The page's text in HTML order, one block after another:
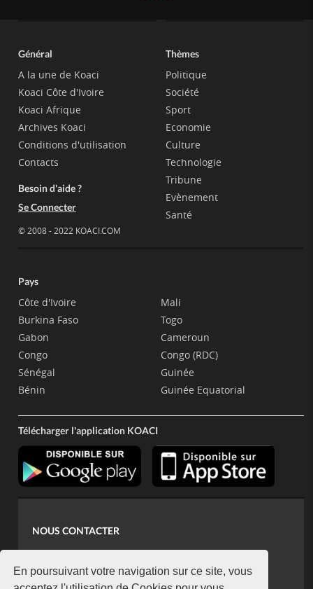
En poursuivant votre navigation sur ce site, vous
Général
A la une de Koaci
Koaci Côte d'Ivoire
Koaci Afrique
Archives Koaci
Conditions d'utilisation
Contacts
Besoin d'aide ?
Se Connecter
© 2008 - 2022 KOACI.COM
Thèmes
Politique
Société
Sport
Economie
Culture
Technologie
Tribune
Evènement
Santé
Pays
Côte d'Ivoire
Burkina Faso
Gabon
Congo
Sénégal
Bénin
Mali
Togo
Cameroun
Congo (RDC)
Guinée
Guinée Equatorial
Télécharger l'application KOACI
NOUS CONTACTER
koaci@yahoo.fr